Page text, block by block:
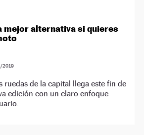
mejor alternativa si quieres
2019
ruedas de la capital llega este fin de
edición con un claro enfoque